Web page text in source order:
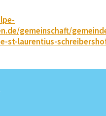
gemeinschaft/
st-laurentius-